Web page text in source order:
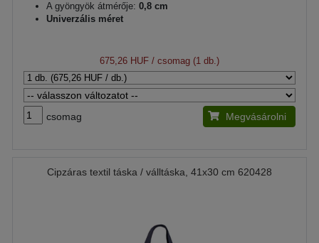
A gyöngyök átmérője: 0,8 cm
Univerzális méret
675,26 HUF / csomag (1 db.)
csomag Megvásárolni
Cipzáras textil táska / válltáska, 41x30 cm 620428